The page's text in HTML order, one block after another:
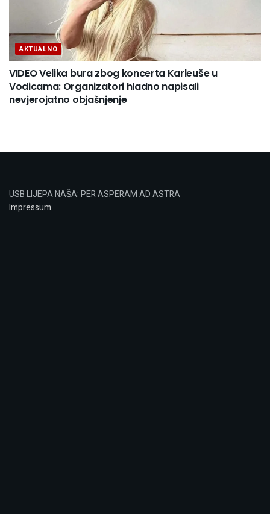
AKTUALNO
VIDEO Velika bura zbog koncerta Karleuše u
Vodicama: Organizatori hladno napisali
nevjerojatno objašnjenje
USB LIJEPA NAŠA: PER ASPERAM AD ASTRA
Impressum